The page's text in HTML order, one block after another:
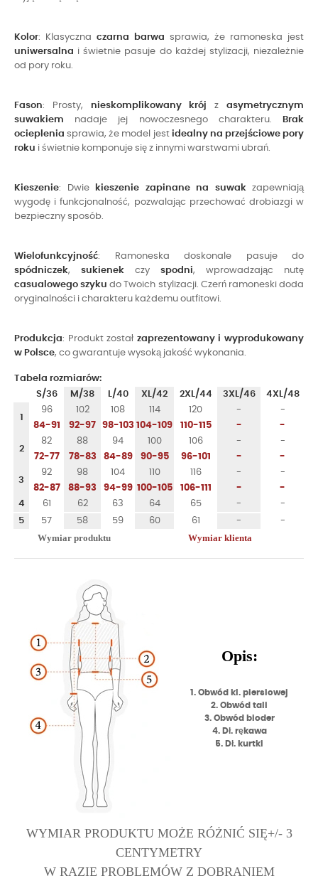
Kolor: Klasyczna czarna barwa sprawia, że ramoneska jest
uniwersalna i świetnie pasuje do każdej stylizacji, niezależnie
od pory roku.
Fason: Prosty, nieskomplikowany krój zasymetrycznym
suwakiem nadaje jej nowoczesnego charakteru.
Brak
ocieplenia sprawia, że model jest idealny na przejściowe pory
roku i świetnie komponuje się z innymi warstwami ubrań.
Kieszenie: Dwie kieszenie zapinane na suwakzapewniają
wygodę i funkcjonalność, pozwalając przechować drobiazgi w
bezpieczny sposób.
Wielofunkcyjność: Ramoneska doskonale pasuje do
spódniczek, sukienek czy spodni, wprowadzając nutę
casualowego szyku do Twoich stylizacji. Czerń ramoneski doda
oryginalności i charakteru każdemu outfitowi.
Produkcja: Produkt został zaprezentowany i wyprodukowany
w Polsce, co gwarantuje wysoką jakość wykonania.
Tabela rozmiarów:
S/36
M/38 L/40 XL/42 2XL/44 3XL/46 4XL/48
96 102 108 114 120 -
-
84-91
92-97 98-103 104-109 110-115 - -
2
82 88 94 100 106 -
-
72-77
78-83 84-89 90-95 96-101 - -
3
92 98 104 110 116 -
-
82-87
88-93 94-99 100-105 106-111 -
-
4
61 62 63 64 65 -
-
5
57 58 59 60 61 - -
Wymiar produktu Wymiar klienta
Opis:
1. Obwód kl. piersiowej
2. Obwód tali
3. Obwód bioder
4. Dł. rękawa
5. Dł. kurtki
WYMIAR PRODUKTU MOŻE RÓŻNIĆ SIĘ+/- 3
CENTYMETRY
W RAZIE PROBLEMÓW Z DOBRANIEM